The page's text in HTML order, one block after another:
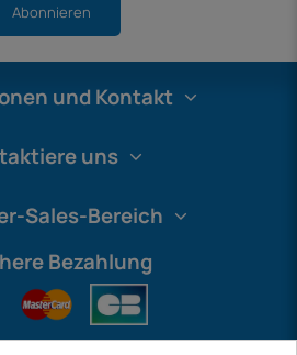
Abonnieren
und Kontakt
uns
Sales-Bereich
Bezahlung